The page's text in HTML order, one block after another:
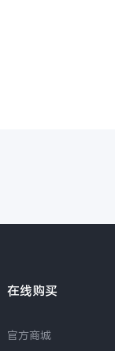
在线购买
官方商城